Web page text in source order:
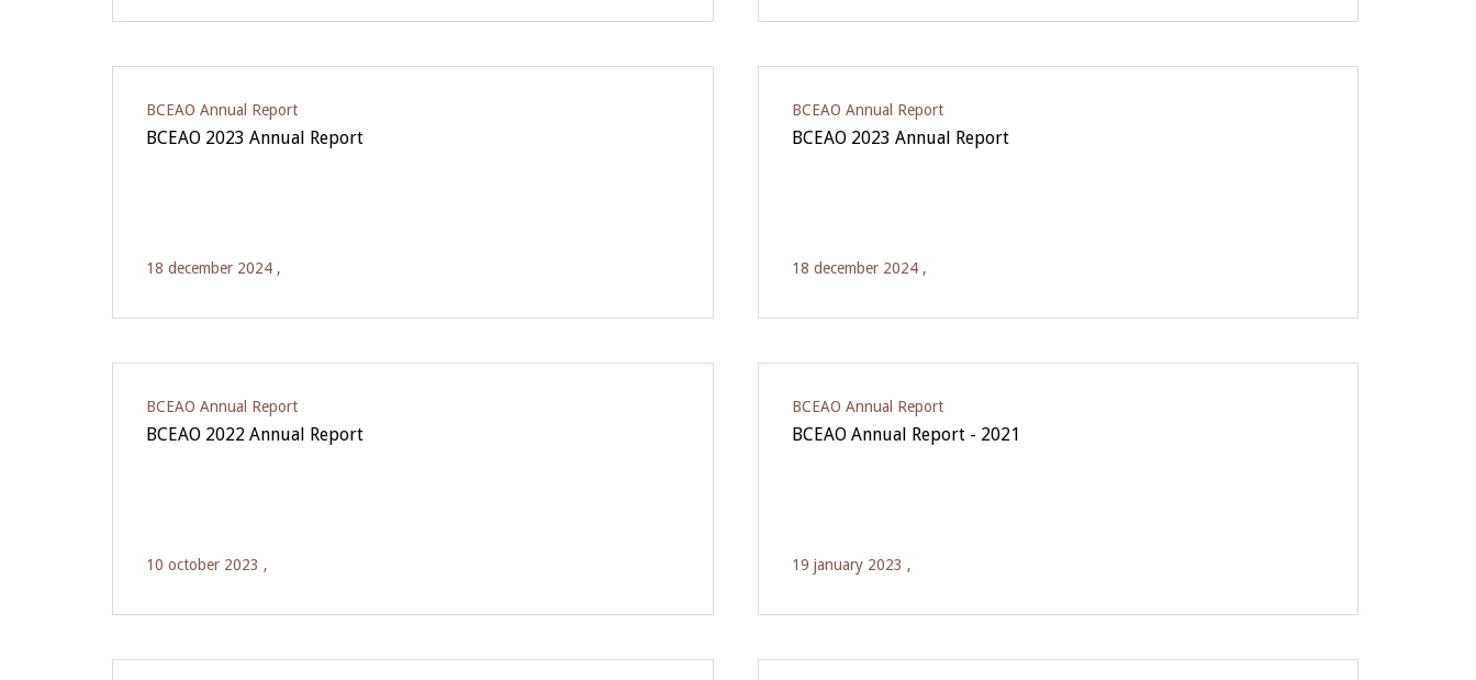
BCEAO Annual Report
BCEAO 2023 Annual Report
18 december 2024 ,
BCEAO Annual Report
BCEAO 2023 Annual Report
18 december 2024 ,
BCEAO Annual Report
BCEAO 2022 Annual Report
10 october 2023 ,
BCEAO Annual Report
BCEAO Annual Report - 2021
19 january 2023 ,